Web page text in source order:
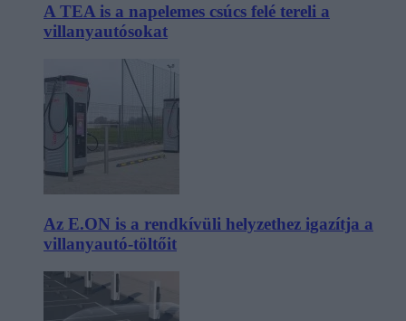
A TEA is a napelemes csúcs felé tereli a
villanyautósokat
Az E.ON is a rendkívüli helyzethez igazítja a
villanyautó-töltőit